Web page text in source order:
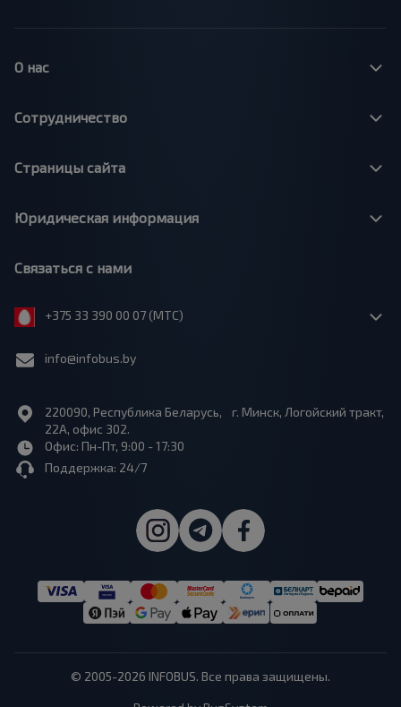
О нас
Сотрудничество
Страницы сайта
Юридическая информация
Связаться с нами
+375 33 390 00 07 (МТС)
info@infobus.by
220090, Республика Беларусь, г. Минск, Логойский тракт,
22А, офис 302.
Офис: Пн-Пт, 9:00 - 17:30
Поддержка: 24/7
© 2005-2026 INFOBUS. Все права защищены.